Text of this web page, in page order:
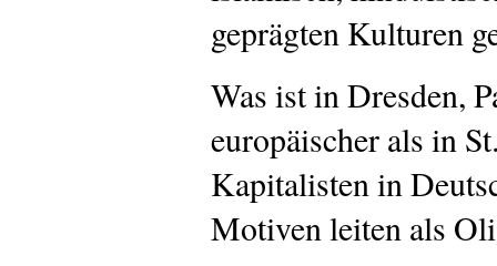
geprägten Kulturen
Was ist in Dresden,
europäischer als in
Kapitalisten in
Motiven leiten als